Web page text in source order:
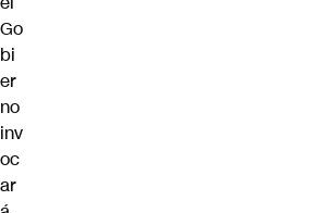
Go
bi
er
no
inv
oc
ar